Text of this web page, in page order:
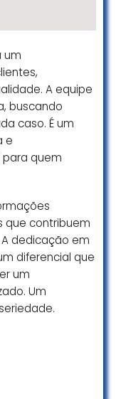
um
A equipe
buscando
caso. É um
e
para quem
que contribuem
dedicação em
diferencial que
um
Um